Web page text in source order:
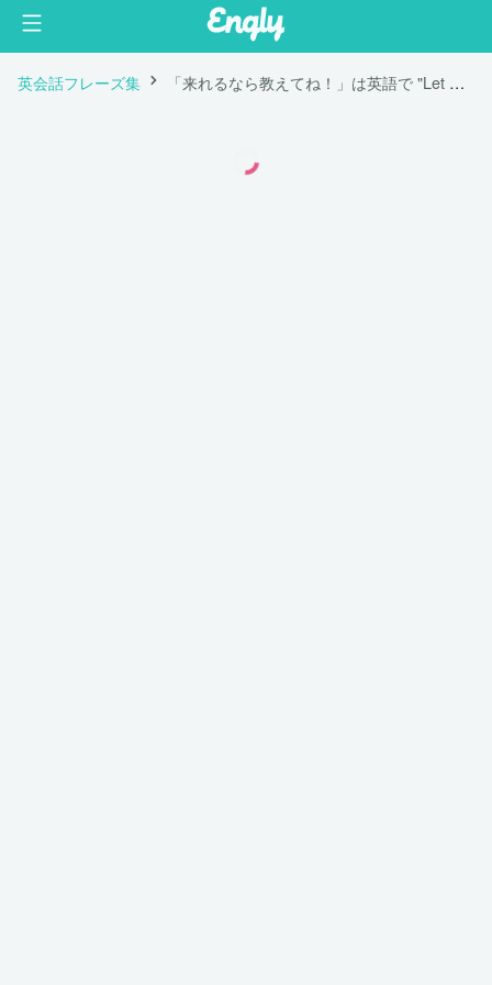
英会話フレーズ集 「来れるなら教えてね！」は英語で "Let me know if you can make it!"